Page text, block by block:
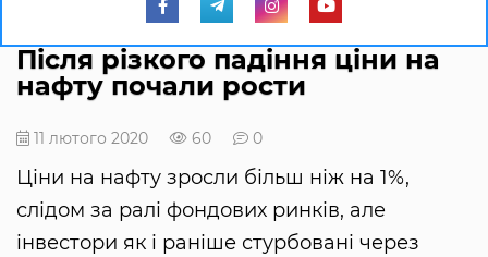
Після різкого падіння ціни на
нафту почали рости
11 лютого 2020 60 0
Ціни на нафту зросли більш ніж на 1%,
слідом за ралі фондових ринків, але
інвестори як і раніше стурбовані через